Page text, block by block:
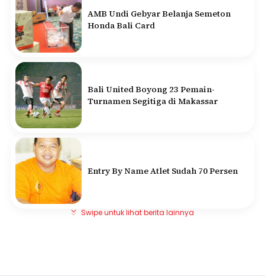
AMB Undi Gebyar Belanja Semeton
Honda Bali Card
Bali United Boyong 23 Pemain-
Turnamen Segitiga di Makassar
Entry By Name Atlet Sudah 70 Persen
Swipe untuk lihat berita lainnya